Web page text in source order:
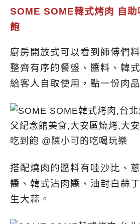
SOME SOME韓式烤肉 自助
飽
廚房開放式可以看到師傅們
整齊有序的餐盤、醬料、韓
給客人自取使用，點一份肉
搭配燒肉的醬料有哇沙比、
醬、韓式沾肉醬、油封白蒜
生大蒜。